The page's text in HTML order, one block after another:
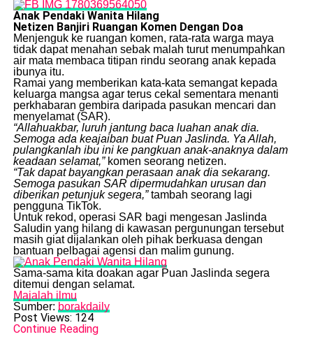
Anak Pendaki Wanita Hilang
Netizen Banjiri Ruangan Komen Dengan Doa
​Menjenguk ke ruangan komen, rata-rata warga maya
tidak dapat menahan sebak malah turut menumpahkan
air mata membaca titipan rindu seorang anak kepada
ibunya itu.
​Ramai yang memberikan kata-kata semangat kepada
keluarga mangsa agar terus cekal sementara menanti
perkhabaran gembira daripada pasukan mencari dan
menyelamat (SAR).
“Allahuakbar, luruh jantung baca luahan anak dia.
Semoga ada keajaiban buat Puan Jaslinda. Ya Allah,
pulangkanlah ibu ini ke pangkuan anak-anaknya dalam
keadaan selamat,”komen seorang netizen.
“Tak dapat bayangkan perasaan anak dia sekarang.
Semoga pasukan SAR dipermudahkan urusan dan
diberikan petunjuk segera,”tambah seorang lagi
pengguna TikTok.
​Untuk rekod, operasi SAR bagi mengesan Jaslinda
Saludin yang hilang di kawasan pergunungan tersebut
masih giat dijalankan oleh pihak berkuasa dengan
bantuan pelbagai agensi dan malim gunung.
​Sama-sama kita doakan agar Puan Jaslinda segera
ditemui dengan selamat.
Majalah ilmu
Sumber: borakdaily
Post Views: 124
Continue Reading